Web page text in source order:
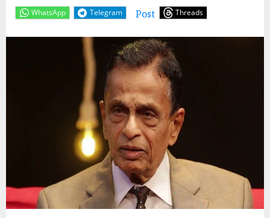
WhatsApp Telegram Post Threads